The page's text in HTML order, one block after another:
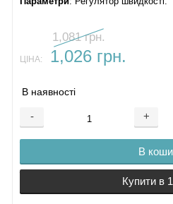
1,081 грн.
ЦІНА: 1,026 грн.
В наявності
- +
В
Купити в 1